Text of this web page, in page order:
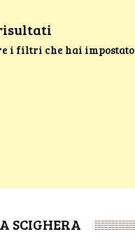
i filtri che hai impostato
SCIGHERA